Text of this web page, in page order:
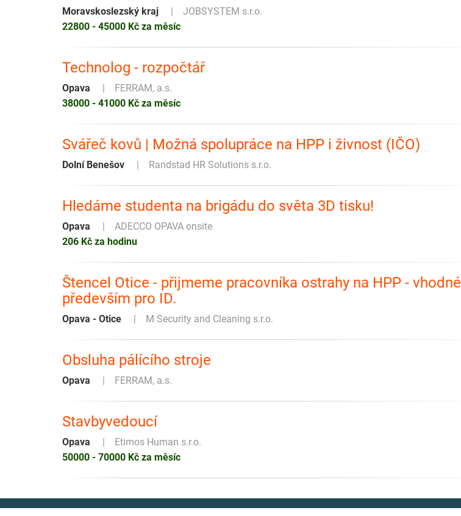
Moravskoslezský kraj
JOBSYSTEM s.r.o.
22800 - 45000 Kč za měsíc
Technolog - rozpočtář
Opava
FERRAM, a.s.
38000 - 41000 Kč za měsíc
Svářeč kovů | Možná spolupráce na HPP i živnost (IČO)
Dolní Benešov Randstad HR Solutions s.r.o.
Hledáme studenta na brigádu do světa 3D tisku!
Opava
ADECCO OPAVA onsite
206 Kč za hodinu
Štencel Otice - přijmeme pracovníka ostrahy na HPP - vhodné
především pro ID.
Opava - Otice M Security and Cleaning s.r.o.
Obsluha pálícího stroje
Opava FERRAM, a.s.
Stavbyvedoucí
Opava
Etimos Human s.r.o.
50000 - 70000 Kč za měsíc